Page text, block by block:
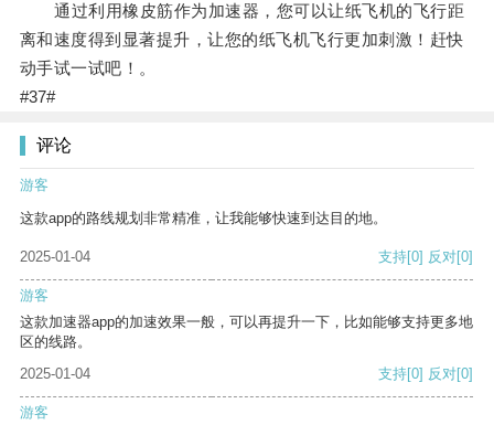
通过利用橡皮筋作为加速器，您可以让纸飞机的飞行距
离和速度得到显著提升，让您的纸飞机飞行更加刺激！赶快
动手试一试吧！。
#37#
评论
游客
这款app的路线规划非常精准，让我能够快速到达目的地。
2025-01-04 支持[0] 反对[0]
游客
这款加速器app的加速效果一般，可以再提升一下，比如能够支持更多地
区的线路。
2025-01-04
支持[0] 反对[0]
游客